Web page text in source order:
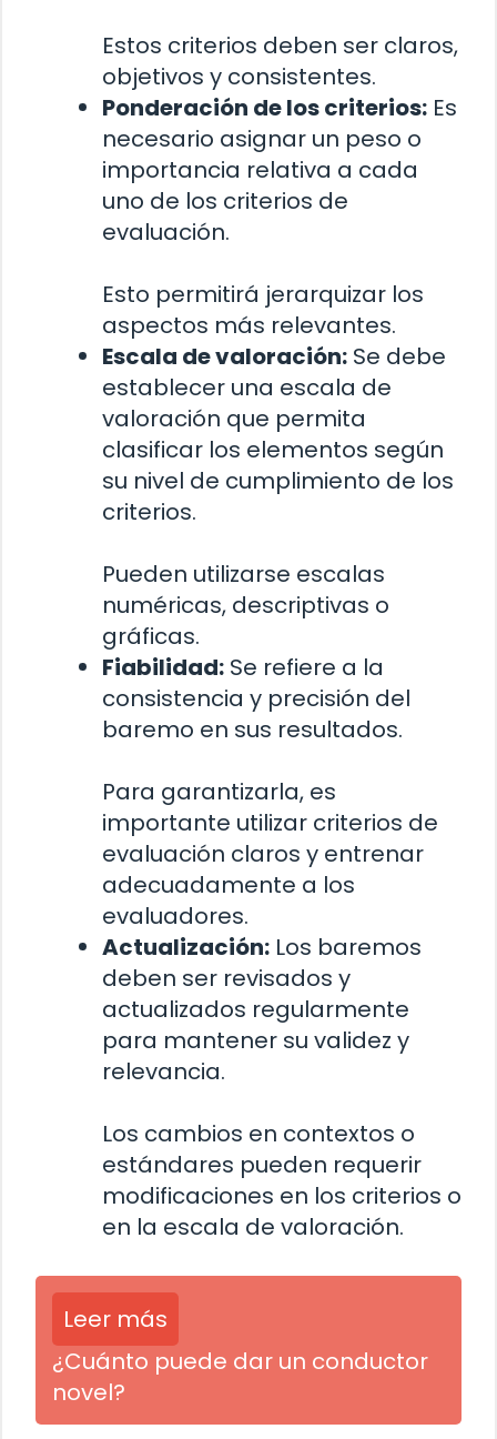
Estos criterios deben ser claros,
objetivos y consistentes.
Ponderación de los criterios: Es
necesario asignar un peso o
importancia relativa a cada
uno de los criterios de
evaluación.
Esto permitirá jerarquizar los
aspectos más relevantes.
Escala de valoración: Se debe
establecer una escala de
valoración que permita
clasificar los elementos según
su nivel de cumplimiento de los
criterios.
Pueden utilizarse escalas
numéricas, descriptivas o
gráficas.
Fiabilidad: Se refiere a la
consistencia y precisión del
baremo en sus resultados.
Para garantizarla, es
importante utilizar criterios de
evaluación claros y entrenar
adecuadamente a los
evaluadores.
Actualización: Los baremos
deben ser revisados y
actualizados regularmente
para mantener su validez y
relevancia.
Los cambios en contextos o
estándares pueden requerir
modificaciones en los criterios o
en la escala de valoración.
Leer más
¿Cuánto puede dar un conductor
novel?